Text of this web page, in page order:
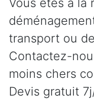
transport ou
Contactez-
moins chers
Devis gratuit